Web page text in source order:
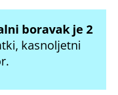
boravak je 2
kasnoljetni